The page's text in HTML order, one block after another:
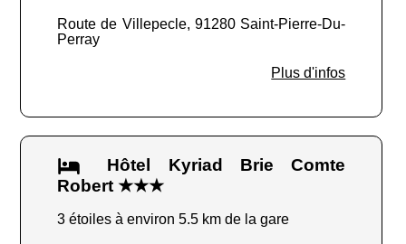
Route de Villepecle, 91280 Saint-Pierre-Du-
Perray
Plus d'infos
Hôtel Kyriad Brie Comte
Robert ★★★
3 étoiles à environ 5.5 km de la gare